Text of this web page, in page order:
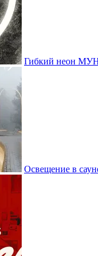
Гибкий неон
Освещение в